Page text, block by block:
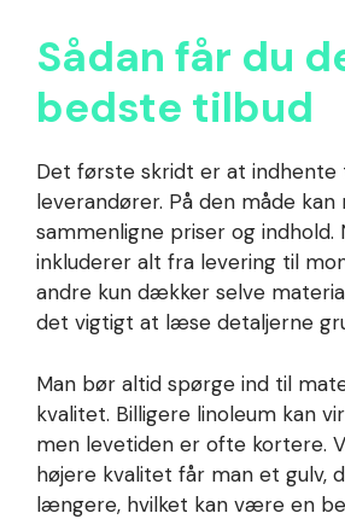
Sådan får du
bedste tilbud
Det første skridt er at indhente
leverandører. På den måde kan
sammenligne priser og indhold.
inkluderer alt fra levering til
andre kun dækker selve
det vigtigt at læse detaljerne
Man bør altid spørge ind til
kvalitet. Billigere linoleum kan
men levetiden er ofte kortere.
højere kvalitet får man et gulv,
længere, hvilket kan være en